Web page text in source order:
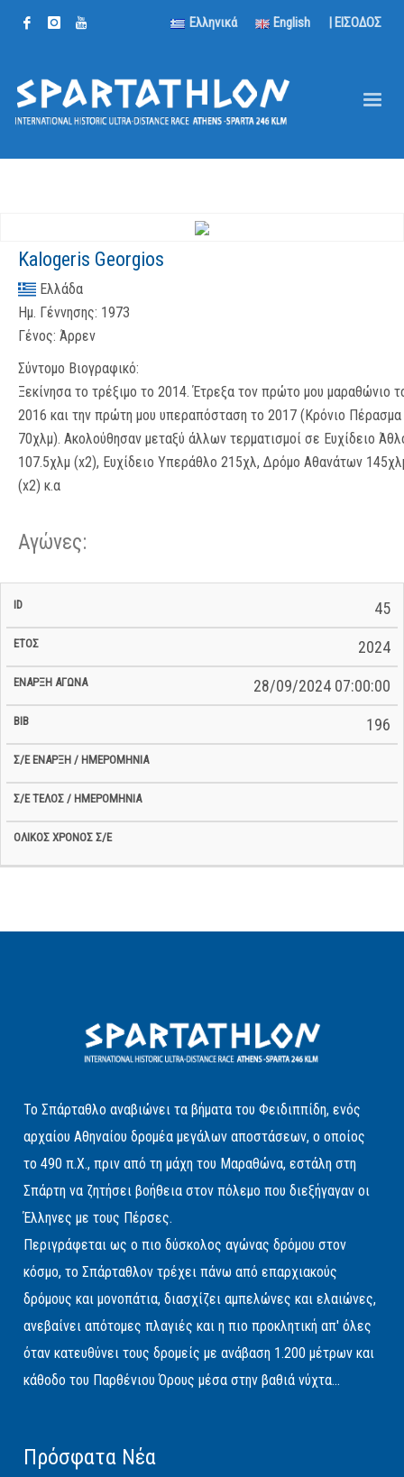
Ελληνικά English | ΕΙΣΟΔΟΣ
Kalogeris Georgios
Ελλάδα
Ημ. Γέννησης: 1973
Γένος: Άρρεν
Σύντομο Βιογραφικό:
Ξεκίνησα το τρέξιμο το 2014. Έτρεξα τον πρώτο μου μαραθώνιο
2016 και την πρώτη μου υπεραπόσταση το 2017 (Κρόνιο Πέρασμα
70χλμ). Ακολούθησαν μεταξύ άλλων τερματισμοί σε Ευχίδειο
107.5χλμ (x2), Ευχίδειο Υπεράθλο 215χλ, Δρόμο Αθανάτων
(x2) κ.α
Αγώνες:
Αγώνα
Ημερομηνία
45
2024
28/09/2024 07:00:00
196
Το Σπάρταθλο αναβιώνει τα βήματα του Φειδιππίδη, ενός
αρχαίου Αθηναίου δρομέα μεγάλων αποστάσεων, ο οποίος
το 490 π.Χ., πριν από τη μάχη του Μαραθώνα, εστάλη στη
Σπάρτη να ζητήσει βοήθεια στον πόλεμο που διεξήγαγαν οι
Έλληνες με τους Πέρσες.
Περιγράφεται ως ο πιο δύσκολος αγώνας δρόμου στον
κόσμο, το Σπάρταθλον τρέχει πάνω από επαρχιακούς
δρόμους και μονοπάτια, διασχίζει αμπελώνες και ελαιώνες,
ανεβαίνει απότομες πλαγιές και η πιο προκλητική απ' όλες
όταν κατευθύνει τους δρομείς με ανάβαση 1.200 μέτρων και
κάθοδο του Παρθένιου Όρους μέσα στην βαθιά νύχτα...
Πρόσφατα Νέα